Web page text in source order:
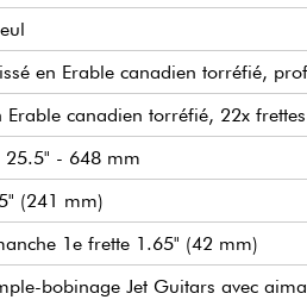
en Erable canadien torréfié,
Erable canadien torréfié, 22x
25.5" - 648 mm
(241 mm)
1e frette 1.65" (42 mm)
bobinage Jet Guitars avec